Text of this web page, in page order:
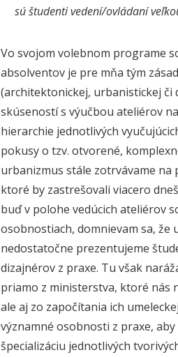
sú študenti vedení/ovládaní
Vo svojom volebnom programe
absolventov je pre mňa tým
(architektonickej, urbanistickej či
skúseností s výučbou ateliérov
hierarchie jednotlivých
pokusy o tzv. otvorené,
urbanizmus stále zotrvávame na
ktoré by zastrešovali viacero
buď v polohe vedúcich ateliérov
osobnostiach, domnievam sa, že
nedostatočne prezentujeme
dizajnérov z praxe. Tu však
priamo z ministerstva, ktoré nás
ale aj zo započítania ich
významné osobnosti z praxe,
špecializáciu jednotlivých